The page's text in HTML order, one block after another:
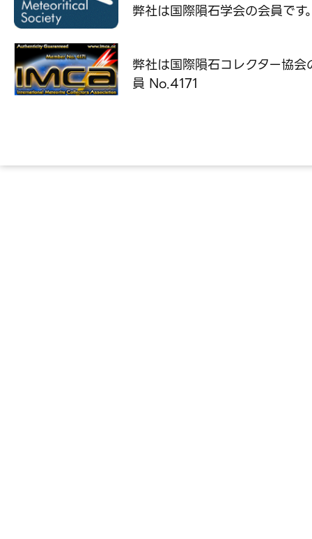
弊社は国際隕石学会の会員です
弊社は国際隕石コレクター協会
員 No.4171